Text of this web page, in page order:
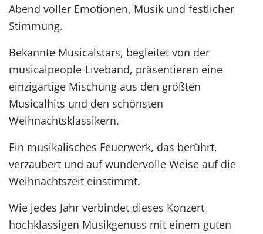
Abend voller Emotionen, Musik und festlicher
Stimmung.
Bekannte Musicalstars, begleitet von der
musicalpeople-Liveband, präsentieren eine
einzigartige Mischung aus den größten
Musicalhits und den schönsten
Weihnachtsklassikern.
Ein musikalisches Feuerwerk, das berührt,
verzaubert und auf wundervolle Weise auf die
Weihnachtszeit einstimmt.
Wie jedes Jahr verbindet dieses Konzert
hochklassigen Musikgenuss mit einem guten